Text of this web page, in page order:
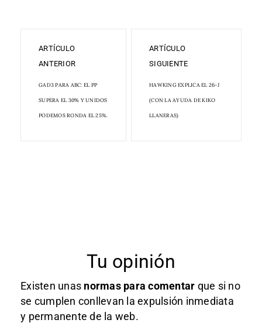
ARTÍCULO
ANTERIOR
GAD3 PARA ABC: EL PP
SUPERA EL 30% Y UNIDOS
PODEMOS RONDA EL 25%.
ARTÍCULO
SIGUIENTE
HAWKING EXPLICA EL 26-J
(CON LA AYUDA DE KIKO
LLANERAS)
Tu opinión
Existen unas normas para comentar que si no
se cumplen conllevan la expulsión inmediata
y permanente de la web.